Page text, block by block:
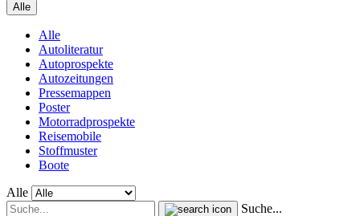
Alle
Alle
Autoliteratur
Autoprospekte
Autozeitungen
Pressemappen
Poster
Motorradprospekte
Reisemobile
Stoffmuster
Boote
Alle
Suche...